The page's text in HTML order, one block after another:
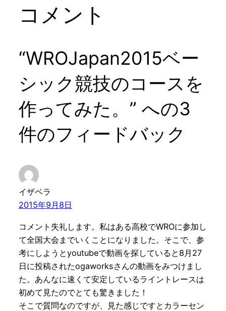
コメント
“WROJapan2015ベー
シック競技のコースを
作ってみた。” への3
件のフィードバック
イザベラ
2015年9月8日
コメント失礼します。私はある高校でWROに参加し
て全国大会までいくことになりました。そこで、参
考にしようとyoutubeで動画を探していると8月27
日に投稿されたogaworksさんの動画をみつけまし
た。あんなに速くて安定しているライントレースは
初めて見たのでとても驚きました！
そこで質問なのですが、見た感じですとカラーセン